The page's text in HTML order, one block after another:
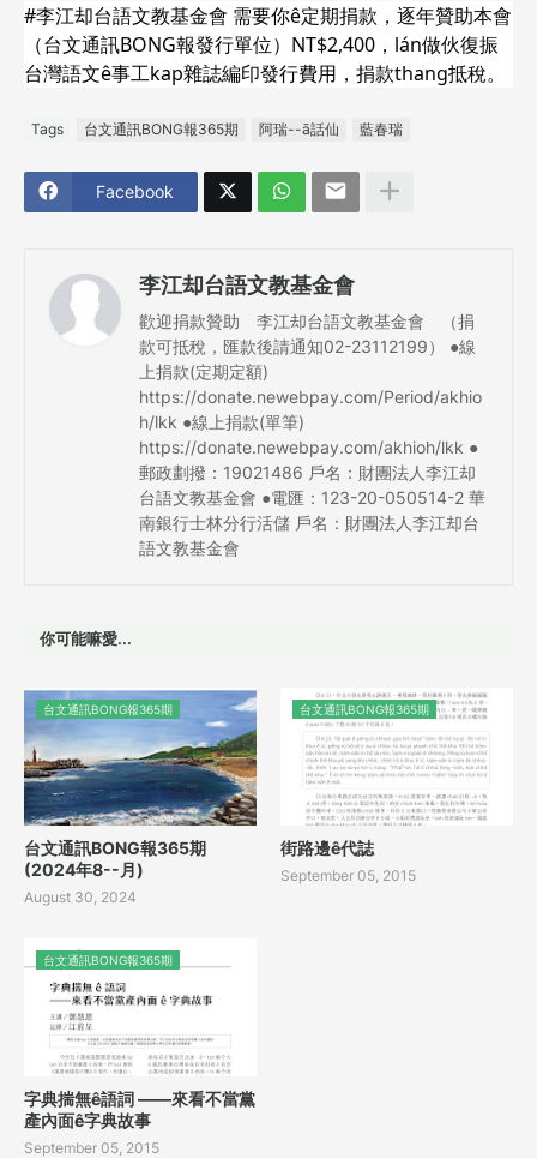
#李江却台語文教基金會 需要你ê定期捐款，逐年贊助本會
（台文通訊BONG報發行單位）NT$2,400，lán做伙復振
台灣語文ê事工kap雜誌編印發行費用，捐款thang抵稅。
Tags 台文通訊BONG報365期 阿瑞--ā話仙 藍春瑞
Facebook
李江却台語文教基金會
歡迎捐款贊助 李江却台語文教基金會 （捐
款可抵稅，匯款後請通知02-23112199） ●線
上捐款(定期定額)
https://donate.newebpay.com/Period/akhio
h/lkk ●線上捐款(單筆)
https://donate.newebpay.com/akhioh/lkk ●
郵政劃撥：19021486 戶名：財團法人李江却
台語文教基金會 ●電匯：123-20-050514-2 華
南銀行士林分行活儲 戶名：財團法人李江却台
語文教基金會
你可能嘛愛...
台文通訊BONG報365期
台文通訊BONG報365期
(2024年8--月)
August 30, 2024
台文通訊BONG報365期
街路邊ê代誌
September 05, 2015
台文通訊BONG報365期
字典揣無ê語詞 ——來看不當黨
產內面ê字典故事
September 05, 2015